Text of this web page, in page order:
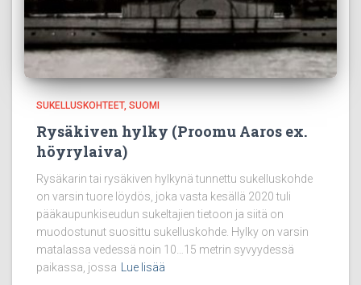
SUKELLUSKOHTEET SUOMI
Rysäkiven hylky (Proomu Aaros ex.
höyrylaiva)
Rysäkarin tai rysäkiven hylkynä tunnettu sukelluskohde
on varsin tuore löydös, joka vasta kesällä 2020 tuli
pääkaupunkiseudun sukeltajien tietoon ja siitä on
muodostunut suosittu sukelluskohde. Hylky on varsin
matalassa vedessä noin 10…15 metrin syvyydessä
paikassa, jossa
Lue lisää